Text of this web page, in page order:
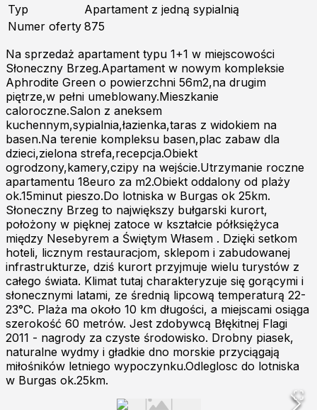
Typ
Apartament z jedną sypialnią
Numer oferty 875
Na sprzedaż apartament typu 1+1 w miejscowości
Słoneczny Brzeg.Apartament w nowym kompleksie
Aphrodite Green o powierzchni 56m2,na drugim
piętrze,w pełni umeblowany.Mieszkanie
caloroczne.Salon z aneksem
kuchennym,sypialnia,łazienka,taras z widokiem na
basen.Na terenie kompleksu basen,plac zabaw dla
dzieci,zielona strefa,recepcja.Obiekt
ogrodzony,kamery,czipy na wejście.Utrzymanie roczne
apartamentu 18euro za m2.Obiekt oddalony od plaży
ok.15minut pieszo.Do lotniska w Burgas ok 25km.
Słoneczny Brzeg to największy bułgarski kurort,
położony w pięknej zatoce w kształcie półksiężyca
między Nesebyrem a Świętym Własem . Dzięki setkom
hoteli, licznym restauracjom, sklepom i zabudowanej
infrastrukturze, dziś kurort przyjmuje wielu turystów z
całego świata. Klimat tutaj charakteryzuje się gorącymi i
słonecznymi latami, ze średnią lipcową temperaturą 22-
23°C. Plaża ma około 10 km długości, a miejscami osiąga
szerokość 60 metrów. Jest zdobywcą Błękitnej Flagi
2011 - nagrody za czyste środowisko. Drobny piasek,
naturalne wydmy i gładkie dno morskie przyciągają
miłośników letniego wypoczynku.Odleglosc do lotniska
w Burgas ok.25km.